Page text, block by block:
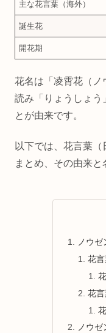
主な花言葉（海外）
誕生花
開花期
花名は「凌霄花（ノ
読み「りょうしょう
とが由来です。
以下では、花言葉
まとめ、その由来と
ノウ
花言
花言
ノウ